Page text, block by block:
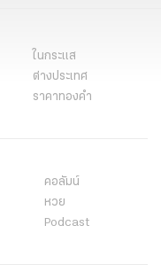
ในกระแส
ต่างประเทศ
ราคาทองคำ
คอลัมน์
หวย
Podcast